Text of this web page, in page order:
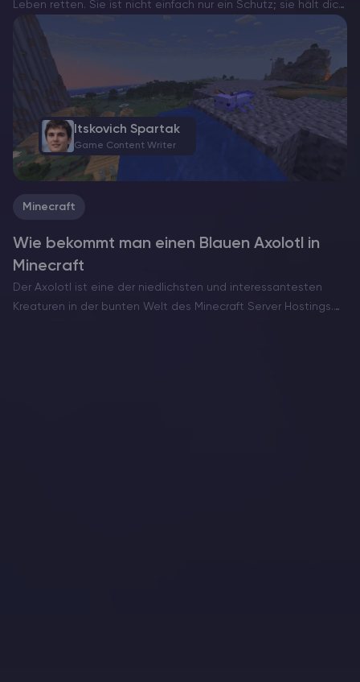
Leben retten. Sie ist nicht einfach nur ein Schutz; sie hält dich
Minecraft
Wie bekommt man einen Blauen Axolotl in
Minecraft
Der Axolotl ist eine der niedlichsten und interessantesten
Kreaturen in der bunten Welt des Minecraft Server Hostings.
Itskovich Spartak
Game Content Writer